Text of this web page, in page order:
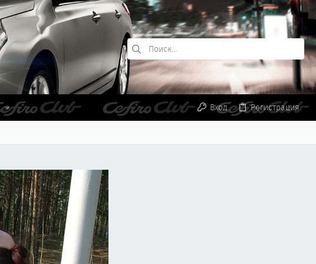
Вход Регистрация